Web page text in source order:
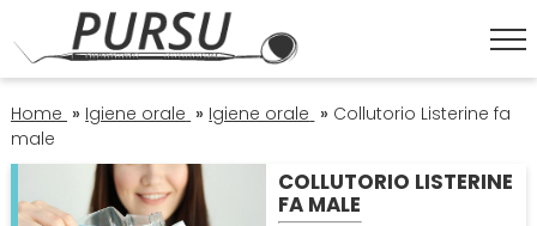
HOME
ESTETICA DENTALE
Home » Igiene orale » Igiene orale » Collutorio Listerine fa
male
COLLUTORIO LISTERINE
FA MALE